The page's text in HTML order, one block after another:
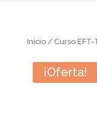
Inicio/ Curso EFT-
¡Oferta!